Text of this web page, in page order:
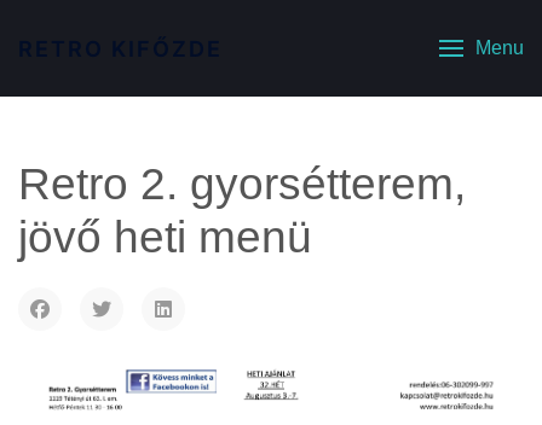
Menu
Retro 2. gyorsétterem,
jövő heti menü